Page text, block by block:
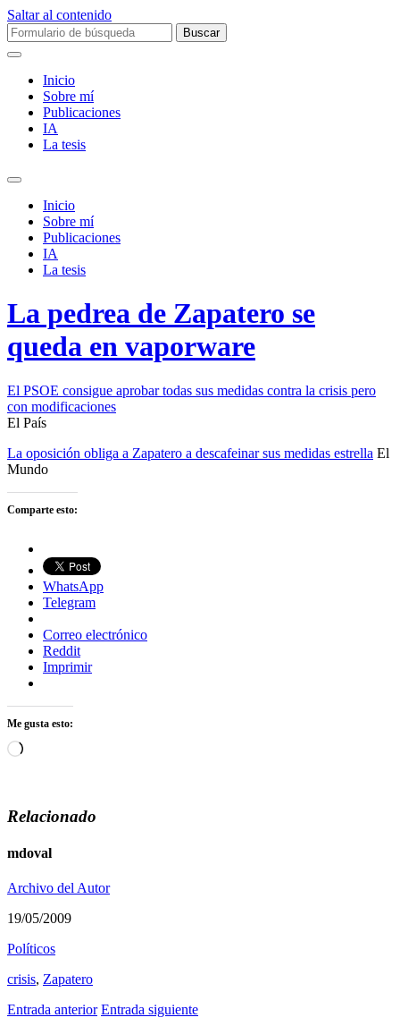
Saltar al contenido
Buscar:
Inicio
Sobre mí­
Publicaciones
IA
La tesis
Alternar
campo
búsqueda
Inicio
Sobre mí­
Publicaciones
IA
La tesis
La pedrea de Zapatero se
queda en vaporware
El PSOE consigue aprobar todas sus medidas contra la crisis pero
con modificaciones
El País
La oposición obliga a Zapatero a descafeinar sus medidas estrella El
Mundo
Comparte esto:
WhatsApp
Telegram
Correo electrónico
Reddit
Imprimir
Me gusta esto:
Cargando...
Relacionado
mdoval
Archivo del Autor
19/05/2009
Polí­ticos
crisis, Zapatero
Entrada anterior Entrada siguiente